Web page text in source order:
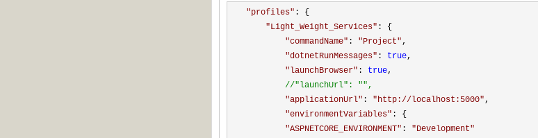
"profiles" : {
"Light_Weight_Services" : {
"commandName" : "Project",
"dotnetRunMessages" : true,
" launchBrowser" : true,
//"launchUrl": "",
"applicationUrl" : "http://localhost:5000",
"environmentVariables" : {
"ASPNETCORE_ENVIRONMENT" : "Development"